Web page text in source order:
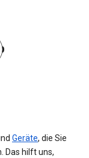
Geräte, die Sie
Das hilft uns,